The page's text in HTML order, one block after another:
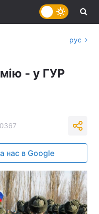
рус
- у ГУР
нас в Google